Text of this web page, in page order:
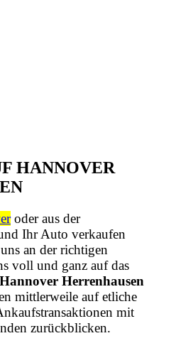
HANNOVER
oder aus der
Ihr Auto verkaufen
an der richtigen
voll und ganz auf das
Herrenhausen
mittlerweile auf etliche
mit
zurückblicken.